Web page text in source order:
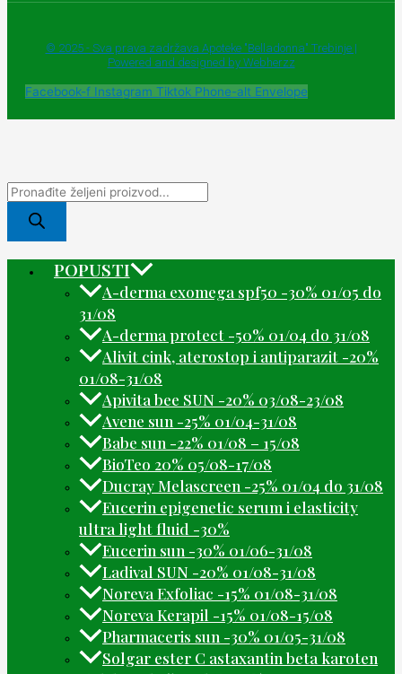
© 2025 - Sva prava zadržava Apoteke "Belladonna" Trebinje |
Powered and designed by Webherzz
Facebook-f Instagram Tiktok Phone-alt Envelope
POPUSTI
A-derma exomega spf50 -30% 01/05 do
31/08
A-derma protect -50% 01/04 do 31/08
Alivit cink, aterostop i antiparazit -20%
01/08-31/08
Apivita bee SUN -20% 03/08-23/08
Avene sun -25% 01/04-31/08
Babe sun -22% 01/08 – 15/08
BioTeo 20% 05/08-17/08
Ducray Melascreen -25% 01/04 do 31/08
Eucerin epigenetic serum i elasticity
ultra light fluid -30%
Eucerin sun -30% 01/06-31/08
Ladival SUN -20% 01/08-31/08
Noreva Exfoliac -15% 01/08-31/08
Noreva Kerapil -15% 01/08-15/08
Pharmaceris sun -30% 01/05-31/08
Solgar ester C astaxantin beta karoten